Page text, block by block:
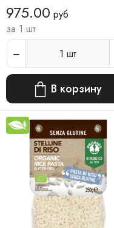
975.00 руб
за 1 шт
1 шт
В корзину